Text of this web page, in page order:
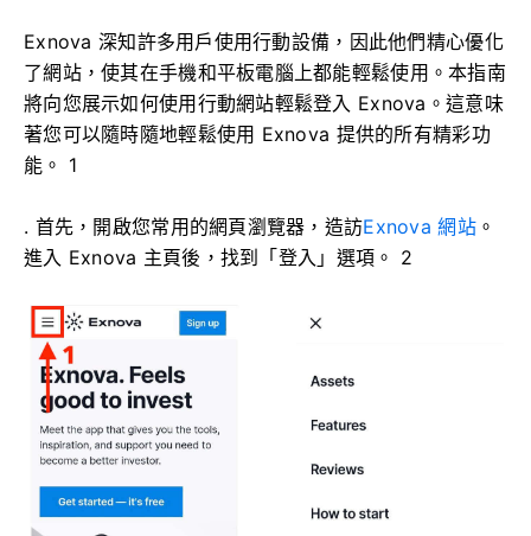
Exnova 深知許多用戶使用行動設備，因此他們精心優化
了網站，使其在手機和平板電腦上都能輕鬆使用。本指南
將向您展示如何使用行動網站輕鬆登入 Exnova。這意味
著您可以隨時隨地輕鬆使用 Exnova 提供的所有精彩功
能。 1
. 首先，開啟您常用的網頁瀏覽器，造訪Exnova 網站。
進入 Exnova 主頁後，找到「登入」選項。 2